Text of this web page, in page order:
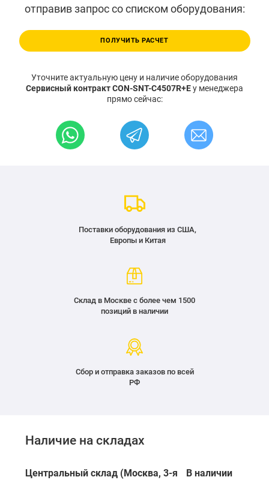
отправив запрос со списком оборудования:
ПОЛУЧИТЬ РАСЧЕТ
Уточните актуальную цену и наличие оборудования
Сервисный контракт CON-SNT-C4507R+Eу менеджера
прямо сейчас:
Поставки оборудования из США,
Европы и Китая
Склад в Москве с более чем 1500
позиций в наличии
Сбор и отправка заказов по всей
РФ
Наличие на складах
Центральный склад (Москва, 3-я
В наличии